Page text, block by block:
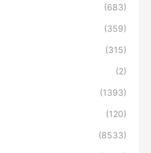
(683)
(359)
(315)
(2)
(1393)
(120)
(8533)